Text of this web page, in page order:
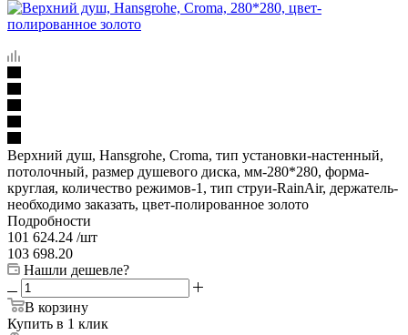
Верхний душ, Hansgrohe, Croma, тип установки-настенный,
потолочный, размер душевого диска, мм-280*280, форма-
круглая, количество режимов-1, тип струи-RainAir, держатель-
необходимо заказать, цвет-полированное золото
Подробности
101 624.24 /шт
103 698.20
Нашли дешевле?
В корзину
Купить в 1 клик